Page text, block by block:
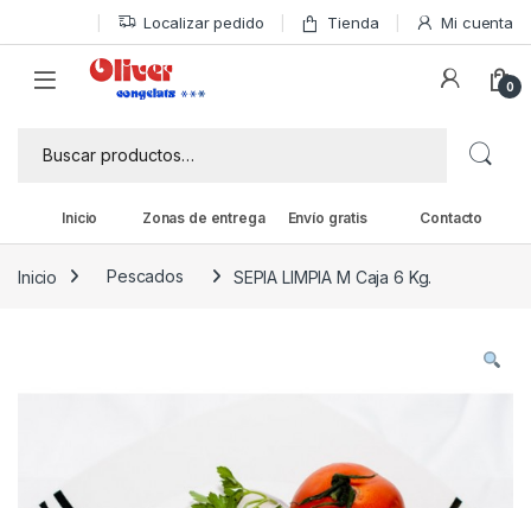
Skip to navigation
Skip to content Localizar pedido Tienda Mi cuenta
0
Inicio Zonas de entrega Envío gratis Contacto
Inicio Pescados SEPIA LIMPIA M Caja 6 Kg.